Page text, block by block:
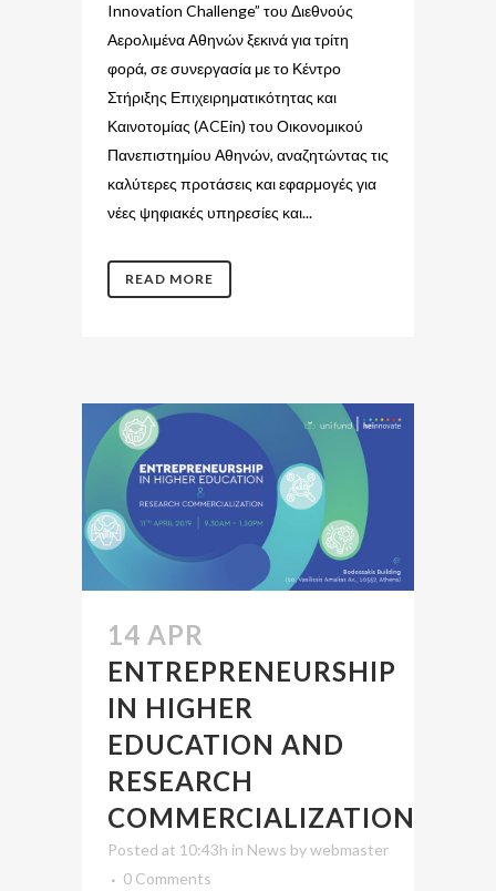
Innovation Challenge” του Διεθνούς
Αερολιμένα Αθηνών ξεκινά για τρίτη
φορά, σε συνεργασία με το Κέντρο
Στήριξης Επιχειρηματικότητας και
Καινοτομίας (ACEin) του Οικονομικού
Πανεπιστημίου Αθηνών, αναζητώντας τις
καλύτερες προτάσεις και εφαρμογές για
νέες ψηφιακές υπηρεσίες και...
READ MORE
14 APR
ENTREPRENEURSHIP
IN HIGHER
EDUCATION AND
RESEARCH
COMMERCIALIZATION
Posted at 10:43h in News bywebmaster
0 Comments